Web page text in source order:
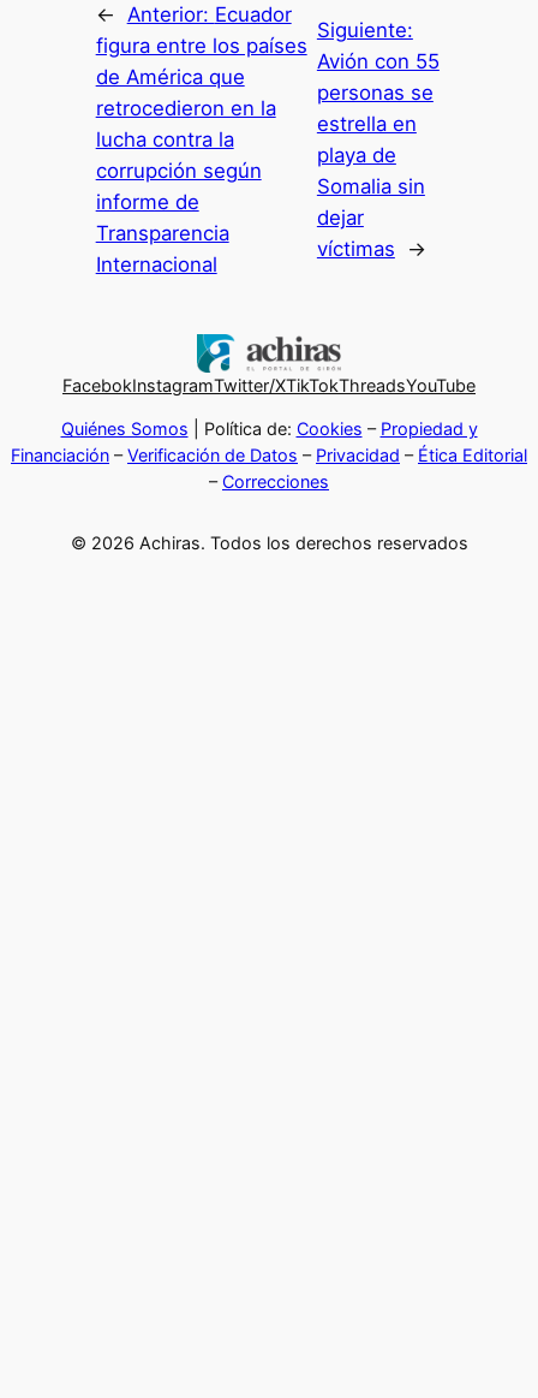
← Anterior: Ecuador
figura entre los países
de América que
retrocedieron en la
lucha contra la
corrupción según
informe de
Transparencia
Internacional
Siguiente:
Avión con 55
personas se
estrella en
playa de
Somalia sin
dejar
víctimas
→
FacebokInstagramTwitter/XTikTokThreadsYouTube
Quiénes Somos | Política de: Cookies – Propiedad y
Financiación –Verificación de Datos – Privacidad – Ética Editorial
–Correcciones
© 2026 Achiras. Todos los derechos reservados